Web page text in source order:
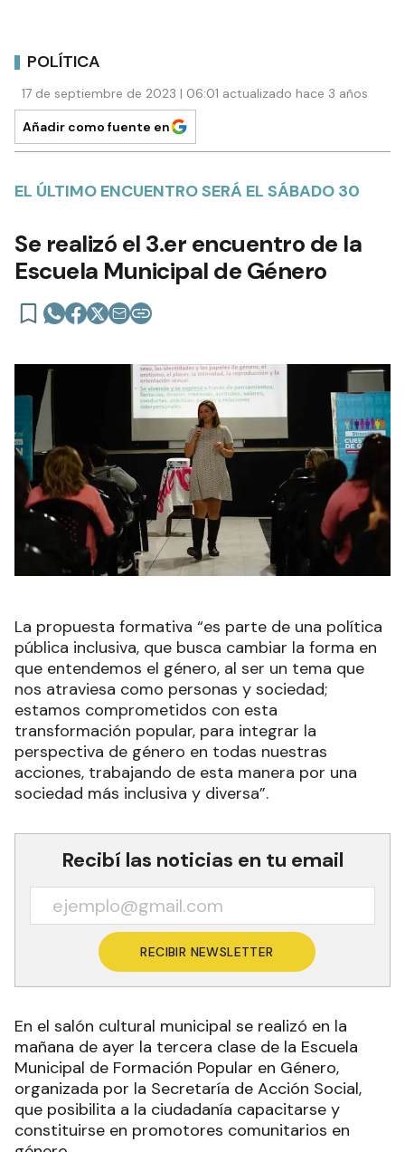
POLÍTICA
17 de septiembre de 2023 | 06:01 actualizado hace 3 años
Añadir como fuente en
EL ÚLTIMO ENCUENTRO SERÁ EL SÁBADO 30
Se realizó el 3.er encuentro de la
Escuela Municipal de Género
La propuesta formativa “es parte de una política
pública inclusiva, que busca cambiar la forma en
que entendemos el género, al ser un tema que
nos atraviesa como personas y sociedad;
estamos comprometidos con esta
transformación popular, para integrar la
perspectiva de género en todas nuestras
acciones, trabajando de esta manera por una
sociedad más inclusiva y diversa”.
Recibí las noticias en tu email
RECIBIR NEWSLETTER
En el salón cultural municipal se realizó en la
mañana de ayer la tercera clase de la Escuela
Municipal de Formación Popular en Género,
organizada por la Secretaría de Acción Social,
que posibilita a la ciudadanía capacitarse y
constituirse en promotores comunitarios en